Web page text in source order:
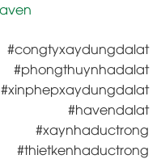
#havendalat
#xaynhaductrong
#thietkenhaductrong